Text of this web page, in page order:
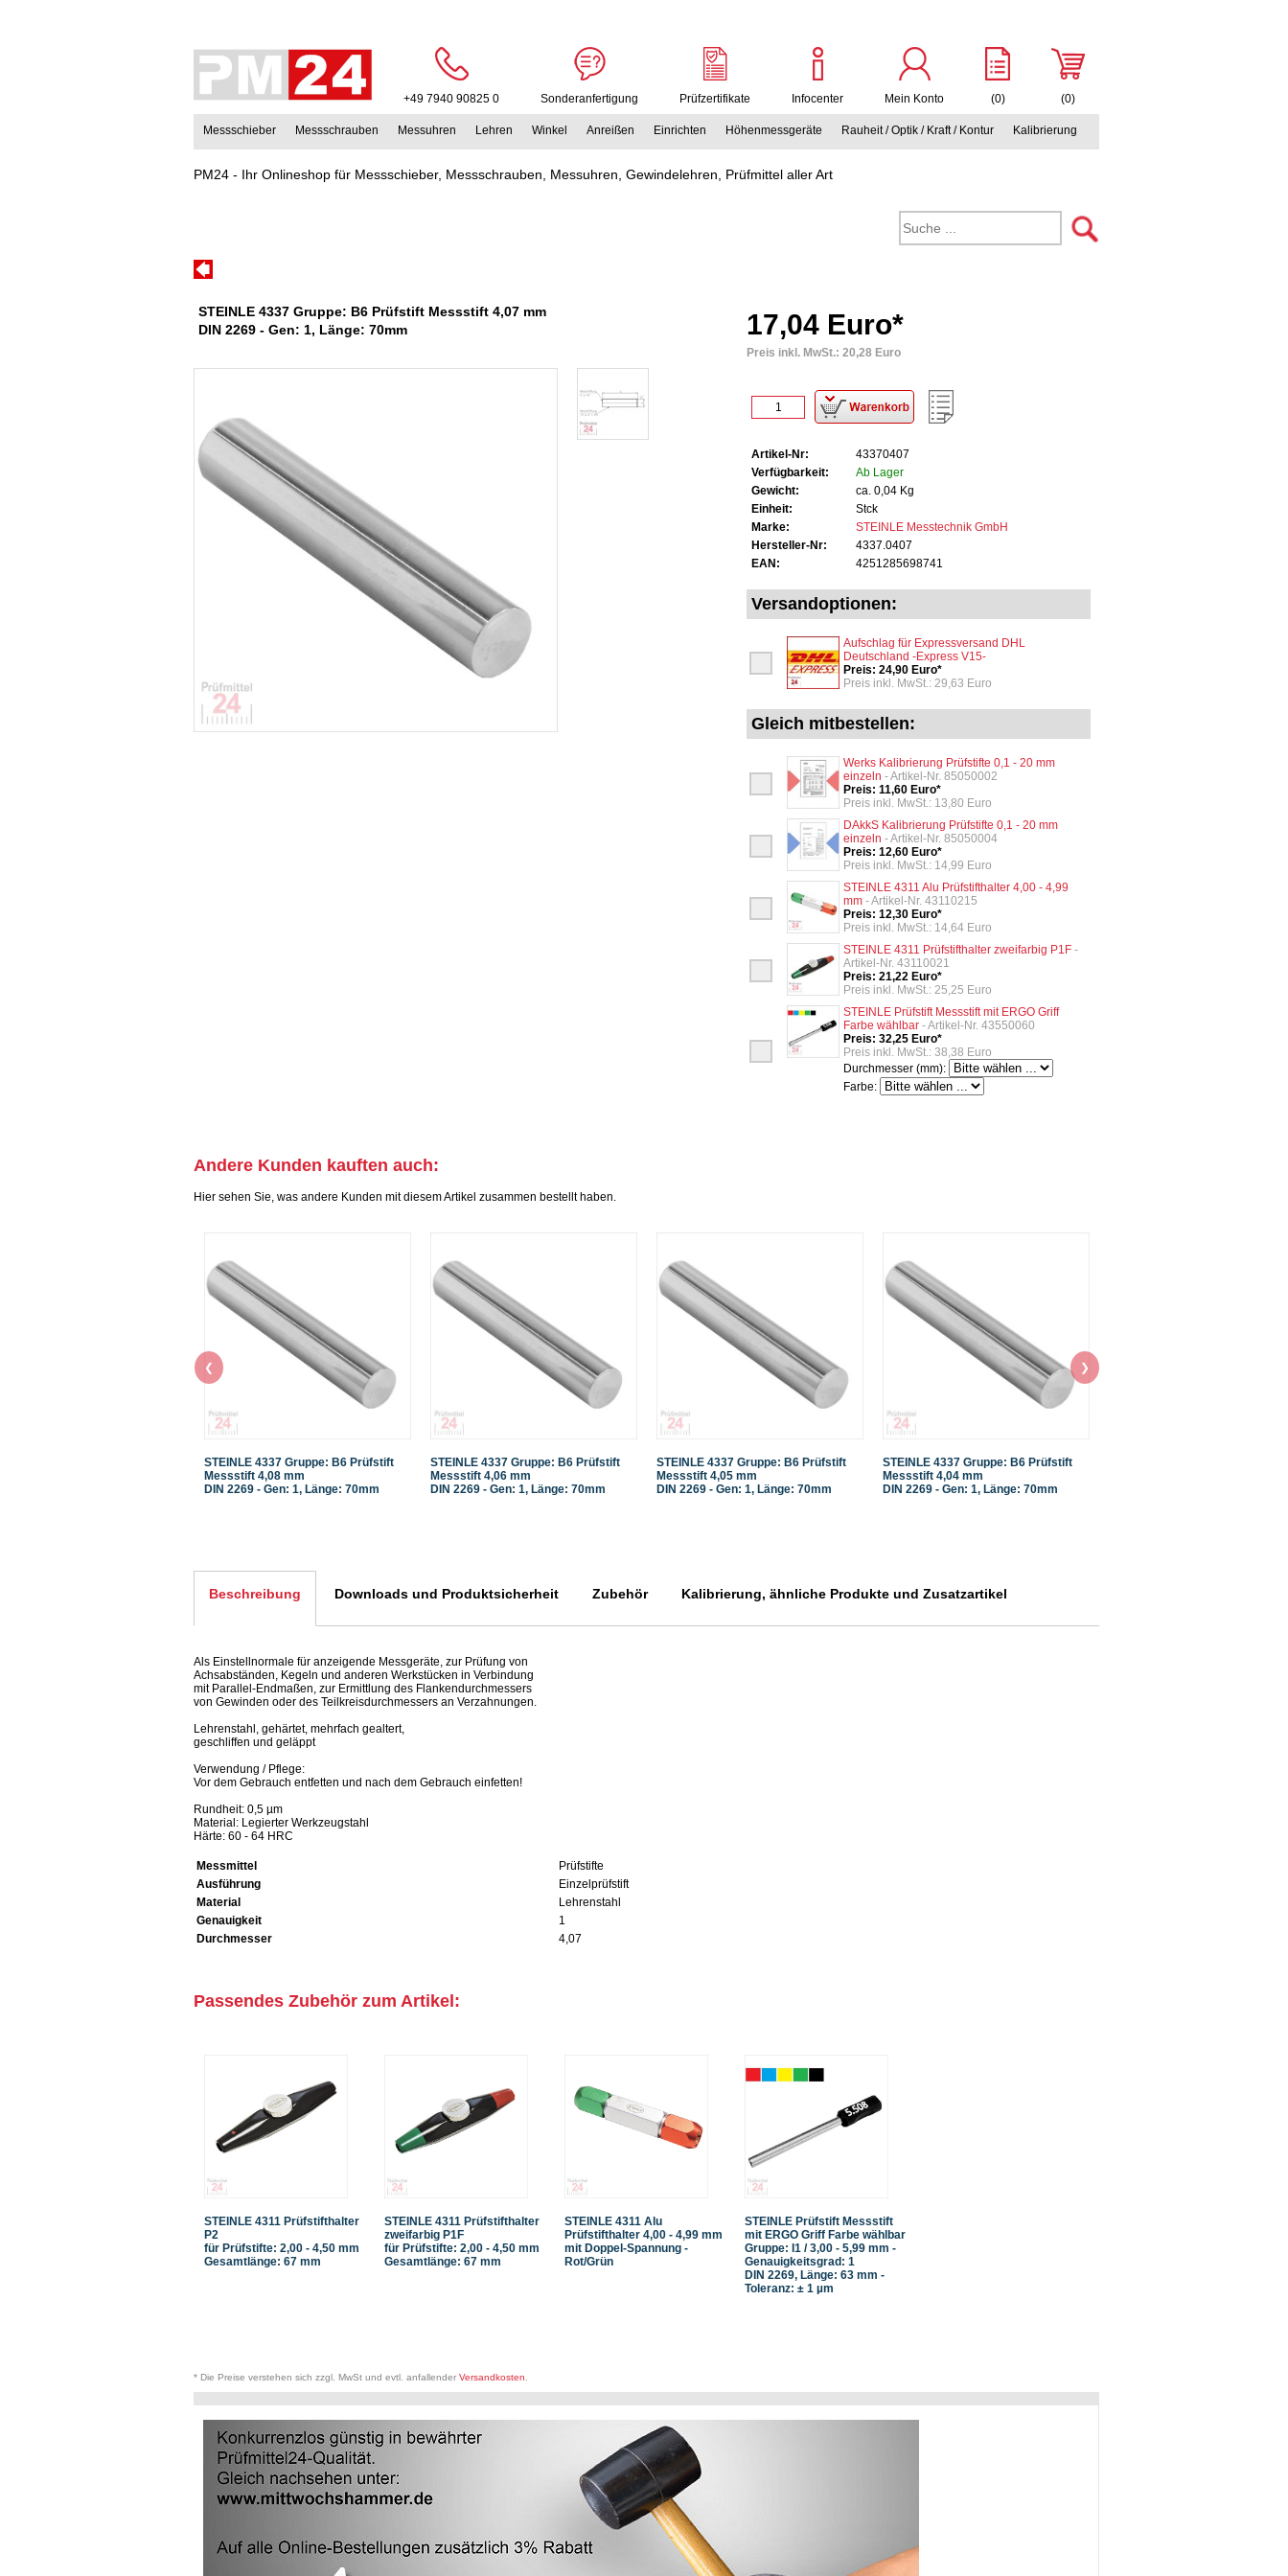
+49 7940 90825 0 Sonderanfertigung Prüfzertifikate Infocenter Mein Konto (0) (0)
Messschieber Messschrauben Messuhren Lehren Winkel Anreißen Einrichten Höhenmessgeräte Rauheit / Optik / Kraft / Kontur Kalibrierung
PM24 - Ihr Onlineshop für Messschieber, Messschrauben, Messuhren, Gewindelehren, Prüfmittel aller Art
STEINLE 4337 Gruppe: B6 Prüfstift Messstift 4,07 mm
DIN 2269 - Gen: 1, Länge: 70mm
17,04 Euro*
Preis inkl. MwSt.: 20,28 Euro
Artikel-Nr:
43370407
Verfügbarkeit:
Ab Lager
Gewicht:
ca. 0,04 Kg
Einheit:
Stck
Marke:
STEINLE Messtechnik GmbH
Hersteller-Nr:
4337.0407
EAN:
4251285698741
Versandoptionen:
Aufschlag für Expressversand DHL
Deutschland -Express V15-
Preis: 24,90 Euro*
Preis inkl. MwSt.: 29,63 Euro
Gleich mitbestellen:
Werks Kalibrierung Prüfstifte 0,1 - 20 mm
einzeln - Artikel-Nr. 85050002
Preis: 11,60 Euro*
Preis inkl. MwSt.: 13,80 Euro
DAkkS Kalibrierung Prüfstifte 0,1 - 20 mm
einzeln - Artikel-Nr. 85050004
Preis: 12,60 Euro*
Preis inkl. MwSt.: 14,99 Euro
STEINLE 4311 Alu Prüfstifthalter 4,00 - 4,99
mm - Artikel-Nr. 43110215
Preis: 12,30 Euro*
Preis inkl. MwSt.: 14,64 Euro
STEINLE 4311 Prüfstifthalter zweifarbig P1F -
Artikel-Nr. 43110021
Preis: 21,22 Euro*
Preis inkl. MwSt.: 25,25 Euro
STEINLE Prüfstift Messstift mit ERGO Griff
Farbe wählbar - Artikel-Nr. 43550060
Preis: 32,25 Euro*
Preis inkl. MwSt.: 38,38 Euro
Durchmesser (mm):
Farbe:
Andere Kunden kauften auch:
Hier sehen Sie, was andere Kunden mit diesem Artikel zusammen bestellt haben.
STEINLE 4337 Gruppe: B6 Prüfstift
Messstift 4,08 mm
DIN 2269 - Gen: 1, Länge: 70mm
STEINLE 4337 Gruppe: B6 Prüfstift
Messstift 4,06 mm
DIN 2269 - Gen: 1, Länge: 70mm
STEINLE 4337 Gruppe: B6 Prüfstift
Messstift 4,05 mm
DIN 2269 - Gen: 1, Länge: 70mm
STEINLE 4337 Gruppe: B6 Prüfstift
Messstift 4,04 mm
DIN 2269 - Gen: 1, Länge: 70mm
❮ ❯
Beschreibung Downloads und Produktsicherheit Zubehör Kalibrierung, ähnliche Produkte und Zusatzartikel
Als Einstellnormale für anzeigende Messgeräte, zur Prüfung von
Achsabständen, Kegeln und anderen Werkstücken in Verbindung
mit Parallel-Endmaßen, zur Ermittlung des Flankendurchmessers
von Gewinden oder des Teilkreisdurchmessers an Verzahnungen.
Lehrenstahl, gehärtet, mehrfach gealtert,
geschliffen und geläppt
Verwendung / Pflege:
Vor dem Gebrauch entfetten und nach dem Gebrauch einfetten!
Rundheit: 0,5 µm
Material: Legierter Werkzeugstahl
Härte: 60 - 64 HRC
Messmittel
Prüfstifte
Ausführung
Einzelprüfstift
Material
Lehrenstahl
Genauigkeit
1
Durchmesser
4,07
Passendes Zubehör zum Artikel:
STEINLE 4311 Prüfstifthalter
P2
für Prüfstifte: 2,00 - 4,50 mm
Gesamtlänge: 67 mm
STEINLE 4311 Prüfstifthalter
zweifarbig P1F
für Prüfstifte: 2,00 - 4,50 mm
Gesamtlänge: 67 mm
STEINLE 4311 Alu
Prüfstifthalter 4,00 - 4,99 mm
mit Doppel-Spannung -
Rot/Grün
STEINLE Prüfstift Messstift
mit ERGO Griff Farbe wählbar
Gruppe: I1 / 3,00 - 5,99 mm -
Genauigkeitsgrad: 1
DIN 2269, Länge: 63 mm -
Toleranz: ± 1 µm
* Die Preise verstehen sich zzgl. MwSt und evtl. anfallender Versandkosten